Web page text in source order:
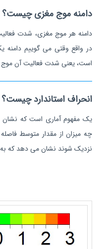
دامنه موج مغزی چیست؟
دامنه هر موج مغزی، شدت
در واقع وقتی می گوییم دامنه
است، یعنی شدت فعالیت آن موج
انحراف استاندارد چیست؟
یک مفهوم آماری است که نشان
چه میزان از مقدار متوسط
نزدیک شوند نشان می دهد که به